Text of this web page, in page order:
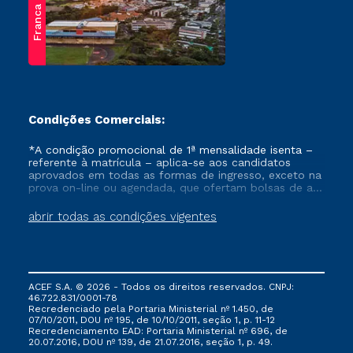
Franca
Condições Comerciais:
abrir todas as condições vigentes
*A condição promocional de 1ª mensalidade isenta –
referente à matrícula – aplica-se aos candidatos
aprovados em todas as formas de ingresso, exceto na
prova on-line ou agendada, que ofertam bolsas de até
vigente, que ainda não tenham efetivado e/ou não
tenham cancelado ou trancado sua matrícula em uma
via FIES, Prouni e outros programas governamentais, e
não se acumula com nenhuma outra campanha
ofertada pela Instituição.
ACEF S.A. © 2026 - Todos os direitos reservados. CNPJ:
46.722.831/0001-78
Recredenciado pela Portaria Ministerial nº 1.450, de
07/10/2011, DOU nº 195, de 10/10/2011, seção 1, p. 11-12
Recredenciamento EAD: Portaria Ministerial nº 696, de
20.07.2016, DOU nº 139, de 21.07.2016, seção 1, p. 49.